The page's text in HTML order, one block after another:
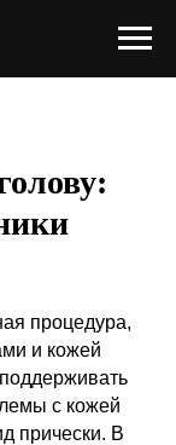
процедура,
и кожей
с кожей
прически. В